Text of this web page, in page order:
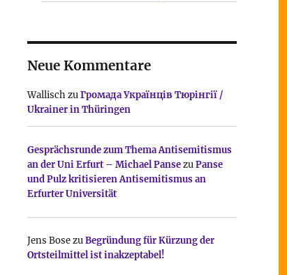
Neue Kommentare
WallischzuГромада Українців Тюрінгії /
Ukrainer in Thüringen
Gesprächsrunde zum Thema Antisemitismus
an der Uni Erfurt – Michael PansezuPanse
und Pulz kritisieren Antisemitismus an
Erfurter Universität
Jens BosezuBegründung für Kürzung der
Ortsteilmittel ist inakzeptabel!